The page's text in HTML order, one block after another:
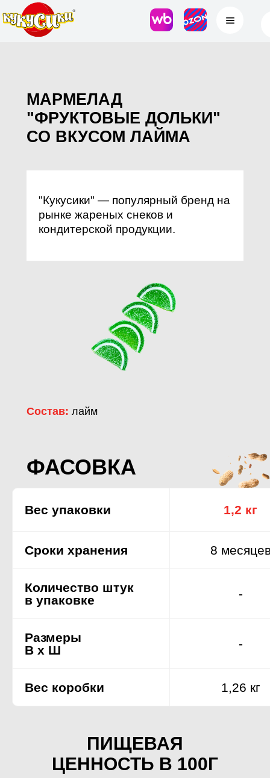
МАРМЕЛАД
"ФРУКТОВЫЕ ДОЛЬКИ"
СО ВКУСОМ ЛАЙМА
"Кукусики" — популярный бренд на
рынке жареных снеков и
кондитерской продукции.
Состав: лайм
ФАСОВКА
Вес упаковки 1,2 кг
Сроки хранения 8
Количество штук
в упаковке
-
Размеры
В x Ш
-
Вес коробки 1,26 кг
ПИЩЕВАЯ
ЦЕННОСТЬ В 100Г